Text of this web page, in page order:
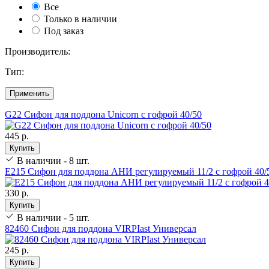
Все
Только в наличии
Под заказ
Производитель:
Тип:
Применить
G22 Сифон для поддона Unicorn с гофрой 40/50
445 р.
Купить
В наличии - 8 шт.
Е215 Сифон для поддона АНИ регулируемый 11/2 с гофрой 40/
330 р.
Купить
В наличии - 5 шт.
82460 Сифон для поддона VIRPIast Универсал
245 р.
Купить